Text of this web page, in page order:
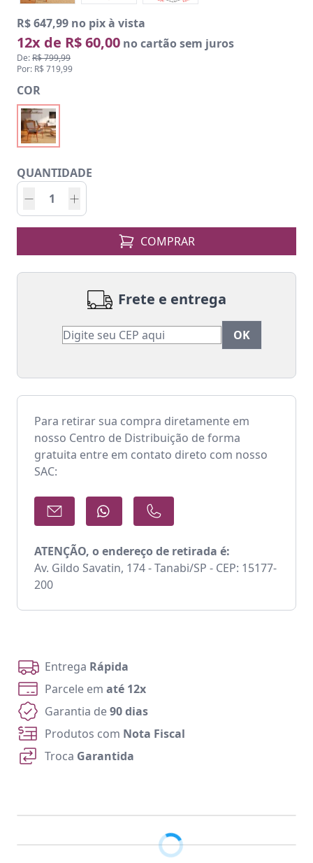
R$ 647,99 no pix à vista
12x de R$ 60,00 no cartão sem juros
De:R$ 799,99
Por: R$ 719,99
COR
QUANTIDADE
COMPRAR
Frete e entrega
Para retirar sua compra diretamente em
nosso Centro de Distribuição de forma
gratuita entre em contato direto com nosso
SAC:
ATENÇÃO, o endereço de retirada é:
Av. Gildo Savatin, 174 - Tanabi/SP - CEP: 15177-
200
Entrega Rápida
Parcele em até 12x
Garantia de90 dias
Produtos com Nota Fiscal
Troca Garantida